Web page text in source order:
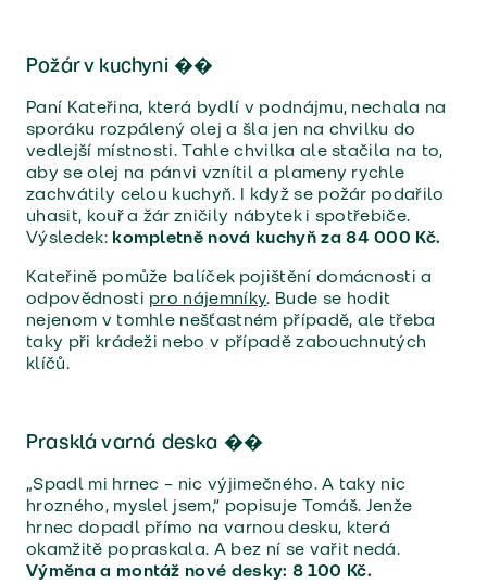
Požár v kuchyni ��
Paní Kateřina, která bydlí v podnájmu, nechala na
sporáku rozpálený olej a šla jen na chvilku do
vedlejší místnosti. Tahle chvilka ale stačila na to,
aby se olej na pánvi vznítil a plameny rychle
zachvátily celou kuchyň. I když se požár podařilo
uhasit, kouř a žár zničily nábytek i spotřebiče.
Výsledek: kompletně nová kuchyň za 84 000 Kč.
Kateřině pomůže balíček pojištění domácnosti a
odpovědnosti pro nájemníky. Bude se hodit
nejenom v tomhle nešťastném případě, ale třeba
taky při krádeži nebo v případě zabouchnutých
klíčů.
Prasklá varná deska ��
„Spadl mi hrnec – nic výjimečného. A taky nic
hrozného, myslel jsem,“ popisuje Tomáš. Jenže
hrnec dopadl přímo na varnou desku, která
okamžitě popraskala. A bez ní se vařit nedá.
Výměna a montáž nové desky: 8 100 Kč.